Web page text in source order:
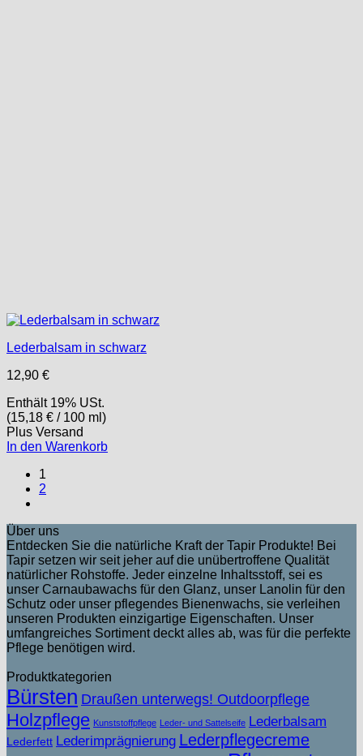
Lederbalsam in schwarz
12,90 €
Enthält 19% USt.
(15,18 € / 100 ml)
Plus Versand
In den Warenkorb
1
2
Über uns
Entdecken Sie die natürliche Kraft der Tapir Produkte! Bei
Tapir setzen wir seit jeher auf die unübertroffene Qualität
natürlicher Rohstoffe. Jeder einzelne Inhaltsstoff, sei es
unser Carnaubawachs für den Glanz, unser Lanolin für den
Schutz oder unser pflegendes Bienenwachs, sie verleihen
unseren Produkten einzigartige Eigenschaften. Unser
umfangreiches Sortiment deckt alles ab, was für die perfekte
Pflege benötigen wird.
Produktkategorien
Bürsten Draußen unterwegs! Outdoorpflege
Holzpflege Kunststoffpflege Leder- und Sattelseife Lederbalsam
Lederfett Lederimprägnierung Lederpflegecreme